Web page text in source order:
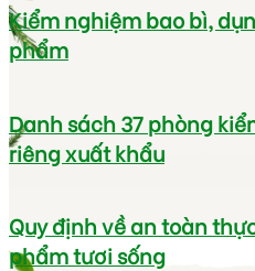
Kiểm nghiệm bao bì,
phẩm
Danh sách 37 phòng
riêng xuất khẩu
Quy định về an toàn
phẩm tươi sống